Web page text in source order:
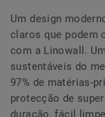
Um design
claros que podem
com a Linowall.
sustentáveis do
97% de matérias-
protecção de
duração, fácil